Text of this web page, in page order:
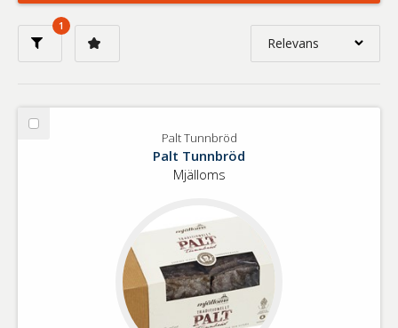
artikelnummer,
1
Relevans
Välj
Palt Tunnbröd
Palt Tunnbröd
Mjälloms